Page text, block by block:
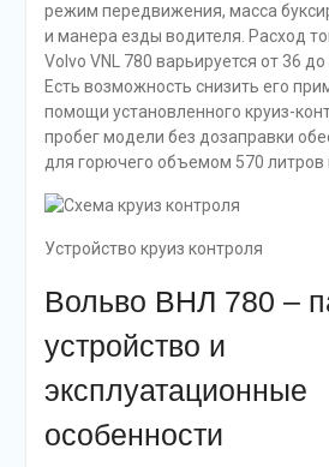
режим передвижения, масса
и манера езды водителя. Расход
Volvo VNL 780 варьируется от 36
Есть возможность снизить его
помощи установленного круиз-
пробег модели без дозаправки
для горючего объемом 570
Устройство круиз контроля
Вольво ВНЛ 780 –
устройство и
эксплуатационные
особенности